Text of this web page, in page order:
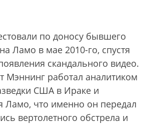
по доносу бывшего
Ламо в мае 2010-го, спустя
скандального видео.
Мэннинг работал аналитиком
США в Ираке и
Ламо, что именно он передал
вертолетного обстрела и